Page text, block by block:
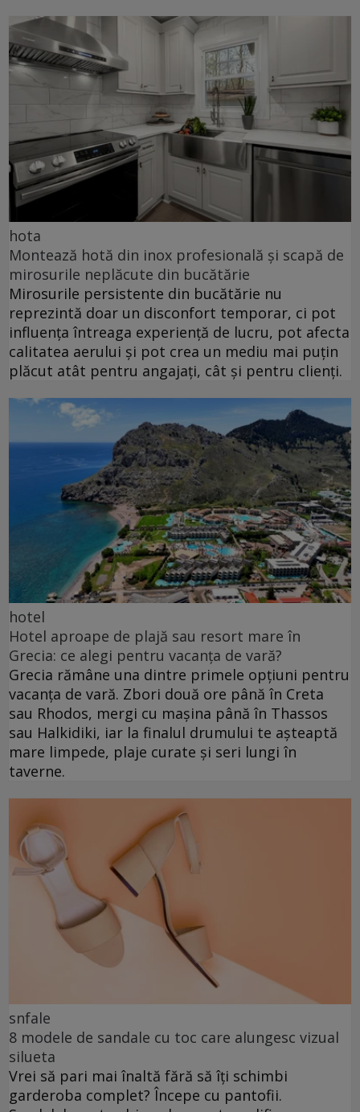
hota
Montează hotă din inox profesională și scapă de
mirosurile neplăcute din bucătărie
Mirosurile persistente din bucătărie nu
reprezintă doar un disconfort temporar, ci pot
influența întreaga experiență de lucru, pot afecta
calitatea aerului și pot crea un mediu mai puțin
plăcut atât pentru angajați, cât și pentru clienți.
hotel
Hotel aproape de plajă sau resort mare în
Grecia: ce alegi pentru vacanța de vară?
Grecia rămâne una dintre primele opțiuni pentru
vacanța de vară. Zbori două ore până în Creta
sau Rhodos, mergi cu mașina până în Thassos
sau Halkidiki, iar la finalul drumului te așteaptă
mare limpede, plaje curate și seri lungi în
taverne.
snfale
8 modele de sandale cu toc care alungesc vizual
silueta
Vrei să pari mai înaltă fără să îți schimbi
garderoba complet? Începe cu pantofii.